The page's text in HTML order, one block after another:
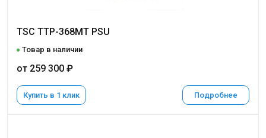
TSC TTP-368MT PSU
Товар в наличии
от 259 300 ₽
Купить в 1 клик Подробнее